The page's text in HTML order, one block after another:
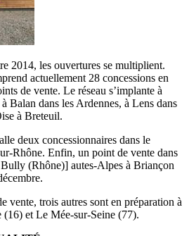
2014, les ouvertures se multiplient.
actuellement 28 concessions en
de vente. Le réseau s’implante à
Balan dans les Ardennes, à Lens dans
à Breteuil.
deux concessionnaires dans le
Rhône. Enfin, un point de vente dans
(Rhône)] autes-Alpes à Briançon
vente, trois autres sont en préparation à
et Le Mée-sur-Seine (77).